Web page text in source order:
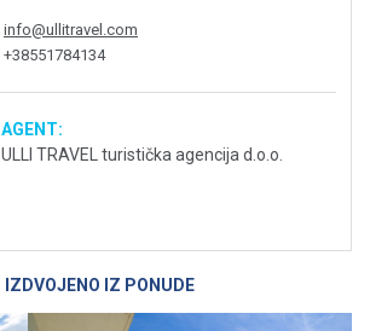
info@ullitravel.com
+38551784134
AGENT:
ULLI TRAVEL turistička agencija d.o.o.
IZDVOJENO IZ PONUDE